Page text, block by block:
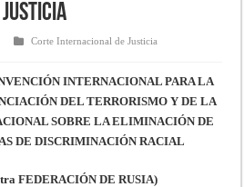
Corte Internacional de Justicia
INTERNACIONAL PARA LA
DEL TERRORISMO Y DE LA
SOBRE LA ELIMINACIÓN DE
DE DISCRIMINACIÓN RACIAL
FEDERACIÓN DE RUSIA)